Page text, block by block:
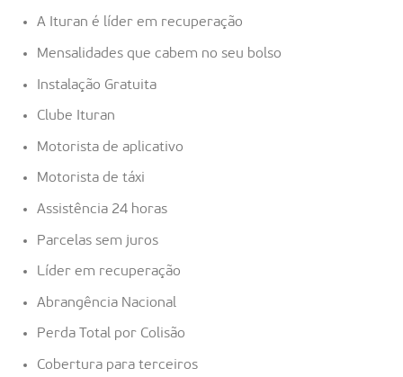
A Ituran é líder em recuperação
Mensalidades que cabem no seu bolso
Instalação Gratuita
Clube Ituran
Motorista de aplicativo
Motorista de táxi
Assistência 24 horas
Parcelas sem juros
Líder em recuperação
Abrangência Nacional
Perda Total por Colisão
Cobertura para terceiros